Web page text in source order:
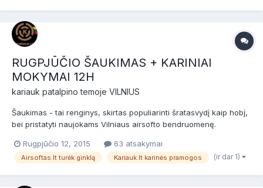
RUGPJŪČIO ŠAUKIMAS + KARINIAI
MOKYMAI 12H
kariauk patalpino temoje VILNIUS
Šaukimas - tai renginys, skirtas populiarinti šratasvydį kaip hobį,
bei pristatyti naujokams Vilniaus airsofto bendruomenę.
žaidėjams bei airsofto komandoms. Prieš žaidimą šeštadienį bus
NEMOKAMI 12 valandų baziniai kariniai mokymai, po jų sek...
Rugpjūčio 12, 2015 63 atsakymai
Airsoftas.lt turėk ginklą Kariauk.lt karinės pramogos (ir dar 1)